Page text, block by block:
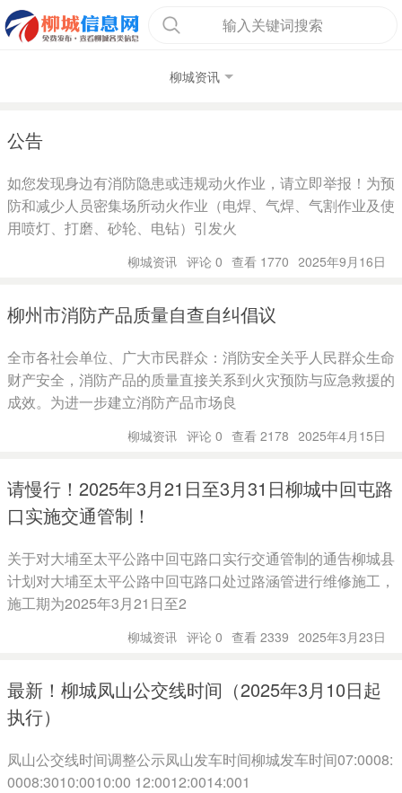
输入关键词搜索
柳城资讯
公告
如您发现身边有消防隐患或违规动火作业，请立即举报！为预
防和减少人员密集场所动火作业（电焊、气焊、气割作业及使
用喷灯、打磨、砂轮、电钻）引发火
柳城资讯 评论 0 查看 1770 2025年9月16日
柳州市消防产品质量自查自纠倡议
全市各社会单位、广大市民群众：消防安全关乎人民群众生命
财产安全，消防产品的质量直接关系到火灾预防与应急救援的
成效。为进一步建立消防产品市场良
柳城资讯 评论 0 查看 2178 2025年4月15日
请慢行！2025年3月21日至3月31日柳城中回屯路
口实施交通管制！
关于对大埔至太平公路中回屯路口实行交通管制的通告柳城县
计划对大埔至太平公路中回屯路口处过路涵管进行维修施工，
施工期为2025年3月21日至2
柳城资讯 评论 0 查看 2339 2025年3月23日
最新！柳城凤山公交线时间（2025年3月10日起
执行）
凤山公交线时间调整公示凤山发车时间柳城发车时间07:0008:
0008:3010:0010:00 12:0012:0014:001